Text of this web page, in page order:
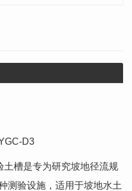
D3
土槽是专为研究坡地径流规
测验设施，适用于坡地水土